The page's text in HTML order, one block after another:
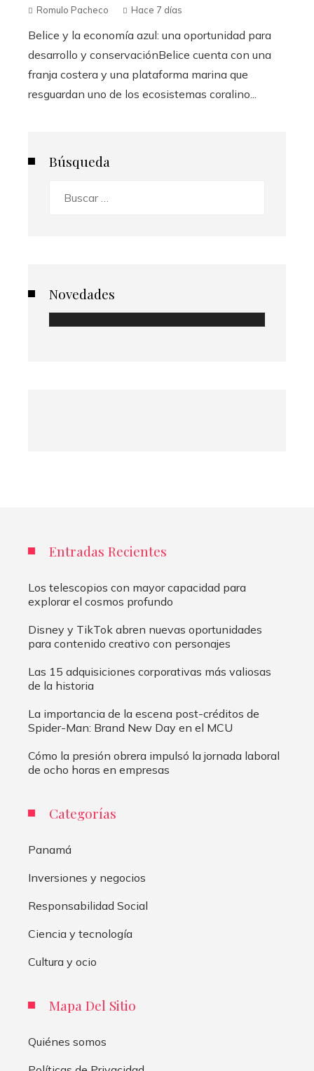
Romulo Pacheco Hace 7 días
Belice y la economía azul: una oportunidad para
desarrollo y conservaciónBelice cuenta con una
franja costera y una plataforma marina que
resguardan uno de los ecosistemas coralino...
Búsqueda
Novedades
Entradas Recientes
Los telescopios con mayor capacidad para
explorar el cosmos profundo
Disney y TikTok abren nuevas oportunidades
para contenido creativo con personajes
Las 15 adquisiciones corporativas más valiosas
de la historia
La importancia de la escena post-créditos de
Spider-Man: Brand New Day en el MCU
Cómo la presión obrera impulsó la jornada laboral
de ocho horas en empresas
Categorías
Panamá
Inversiones y negocios
Responsabilidad Social
Ciencia y tecnología
Cultura y ocio
Mapa Del Sitio
Quiénes somos